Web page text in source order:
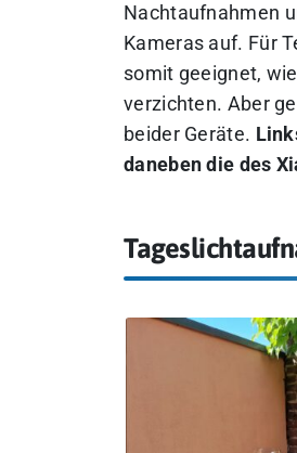
Nachtaufnahmen
Kameras auf. Für
somit geeignet,
verzichten. Aber
beider Geräte.
daneben die des